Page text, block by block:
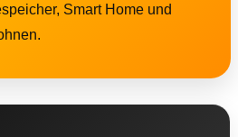
Smart Home und